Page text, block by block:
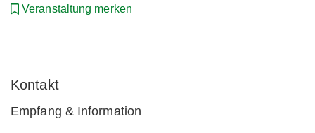
Veranstaltung merken
Kontakt
Empfang & Information